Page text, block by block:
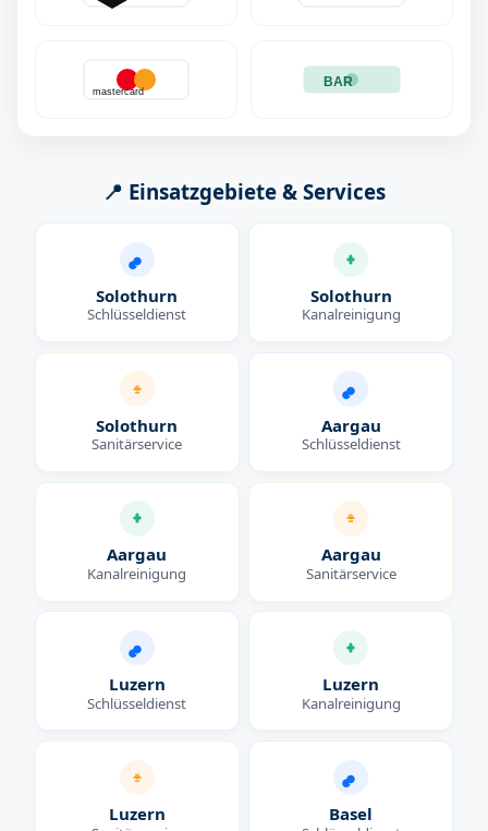
mastercard
BAR
📍 Einsatzgebiete & Services
Solothurn
Schlüsseldienst
Solothurn
Kanalreinigung
Solothurn
Sanitärservice
Aargau
Schlüsseldienst
Aargau
Kanalreinigung
Aargau
Sanitärservice
Luzern
Schlüsseldienst
Luzern
Kanalreinigung
Luzern Basel